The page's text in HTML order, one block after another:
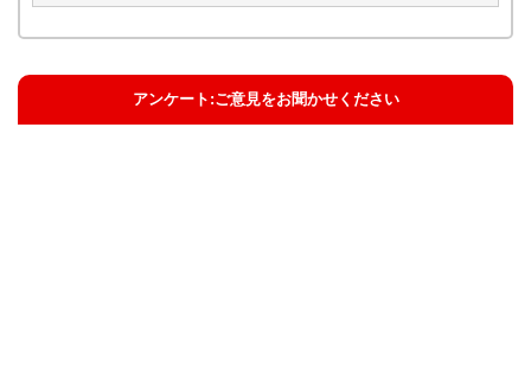
アンケート:ご意見をお聞かせください